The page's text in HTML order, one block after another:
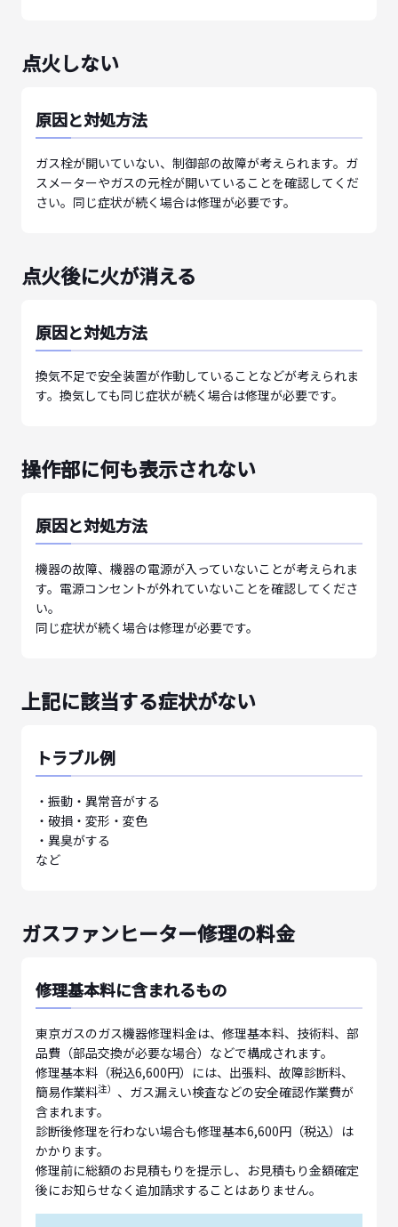
点火しない
原因と対処方法
ガス栓が開いていない、制御部の故障が考えられます。ガ
スメーターやガスの元栓が開いていることを確認してくだ
さい。同じ症状が続く場合は修理が必要です。
点火後に火が消える
原因と対処方法
換気不足で安全装置が作動していることなどが考えられま
す。換気しても同じ症状が続く場合は修理が必要です。
操作部に何も表示されない
原因と対処方法
機器の故障、機器の電源が入っていないことが考えられま
す。電源コンセントが外れていないことを確認してくださ
い。
同じ症状が続く場合は修理が必要です。
上記に該当する症状がない
トラブル例
・振動・異常音がする
・破損・変形・変色
・異臭がする
など
ガスファンヒーター修理の料金
修理基本料に含まれるもの
東京ガスのガス機器修理料金は、修理基本料、技術料、部
品費（部品交換が必要な場合）などで構成されます。
修理基本料（税込6,600円）には、出張料、故障診断料、
簡易作業料注） 、ガス漏えい検査などの安全確認作業費が
含まれます。
診断後修理を行わない場合も修理基本6,600円（税込）は
かかります。
修理前に総額のお見積もりを提示し、お見積もり金額確定
後にお知らせなく追加請求することはありません。